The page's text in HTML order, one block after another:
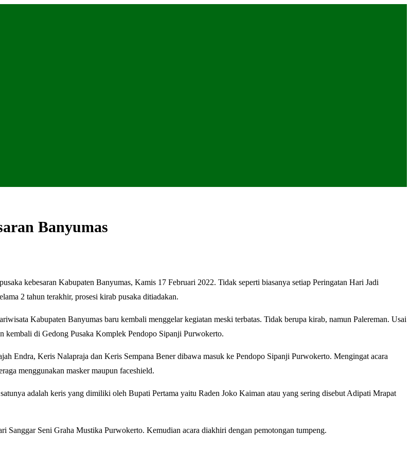
Banyumas
kebesaran Kabupaten Banyumas, Kamis 17 Februari 2022. Tidak seperti biasanya setiap Peringatan Hari Jadi
2 tahun terakhir, prosesi kirab pusaka ditiadakan.
Kabupaten Banyumas baru kembali menggelar kegiatan meski terbatas. Tidak berupa kirab, namun Palereman. Usai
kembali di Gedong Pusaka Komplek Pendopo Sipanji Purwokerto.
Endra, Keris Nalapraja dan Keris Sempana Bener dibawa masuk ke Pendopo Sipanji Purwokerto. Mengingat acara
menggunakan masker maupun faceshield.
adalah keris yang dimiliki oleh Bupati Pertama yaitu Raden Joko Kaiman atau yang sering disebut Adipati Mrapat
Sanggar Seni Graha Mustika Purwokerto. Kemudian acara diakhiri dengan pemotongan tumpeng.